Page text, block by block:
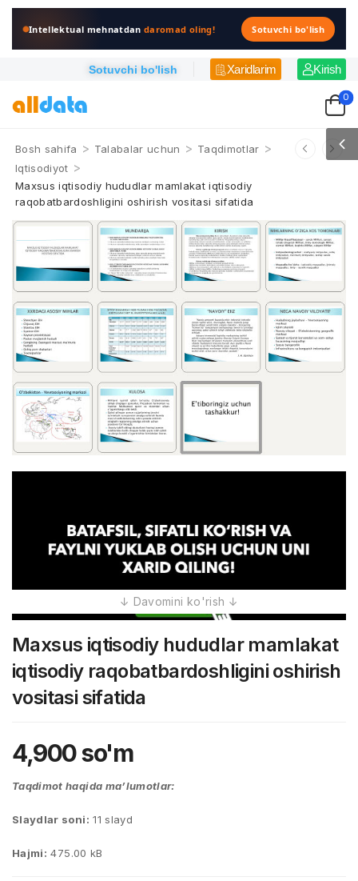
Intellektual mehnatdandaromad oling! Sotuvchi bo'lish
Sotuvchi bo'lish Xaridlarim Kirish
0
Bosh sahifa > Talabalar uchun > Taqdimotlar >
Iqtisodiyot >
Maxsus iqtisodiy hududlar mamlakat iqtisodiy
raqobatbardoshligini oshirish vositasi sifatida
Maxsus iqtisodiy hududlar mamlakat
iqtisodiy raqobatbardoshligini oshirish
vositasi sifatida
4,900so'm
Taqdimot haqida ma’lumotlar:
Slaydlar soni: 11 slayd
Hajmi: 475.00 kB